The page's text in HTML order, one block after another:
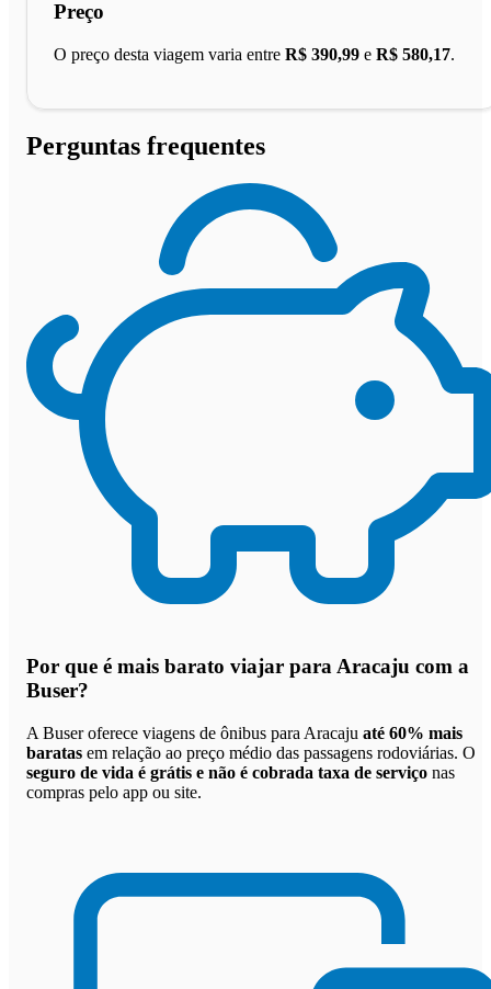
Preço
O preço desta viagem varia entre R$ 390,99 e R$ 580,17.
Perguntas frequentes
Por que é mais barato viajar para Aracaju com a
Buser?
A Buser oferece viagens de ônibus para Aracaju até 60% mais
baratas em relação ao preço médio das passagens rodoviárias. O
seguro de vida é grátis e não é cobrada taxa de serviço nas
compras pelo app ou site.